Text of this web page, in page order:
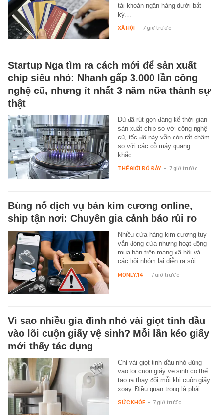
tài khoản ngân hàng dưới bất
kỳ…
XÃ HỘI - 7 giờ trước
Startup Nga tìm ra cách mới để sản xuất
chip siêu nhỏ: Nhanh gấp 3.000 lần công
nghệ cũ, nhưng ít nhất 3 năm nữa thành sự
thật
Dù đã rút gọn đáng kể thời gian
sản xuất chip so với công nghệ
cũ, tốc độ này vẫn còn rất chậm
so với các cỗ máy quang
khắc…
THẾ GIỚI ĐÓ ĐÂY - 7 giờ trước
Bùng nổ dịch vụ bán kim cương online,
ship tận nơi: Chuyên gia cảnh báo rủi ro
Nhiều cửa hàng kim cương tuy
vẫn đóng cửa nhưng hoạt động
mua bán trên mạng xã hội và
các hội nhóm lại diễn ra sôi…
MONEY.14 - 7 giờ trước
Vì sao nhiều gia đình nhỏ vài giọt tinh dầu
vào lõi cuộn giấy vệ sinh? Mỗi lần kéo giấy
mới thấy tác dụng
Chỉ vài giọt tinh dầu nhỏ đúng
vào lõi cuộn giấy vệ sinh có thể
tạo ra thay đổi mỗi khi cuộn giấy
xoay. Điều quan trọng là phải…
SỨC KHỎE - 7 giờ trước